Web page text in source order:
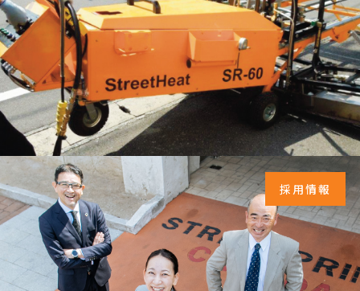
採用情報